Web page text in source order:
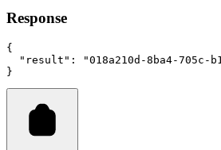
Response
{
"result" :
"018a210d-8ba4-705c-
}